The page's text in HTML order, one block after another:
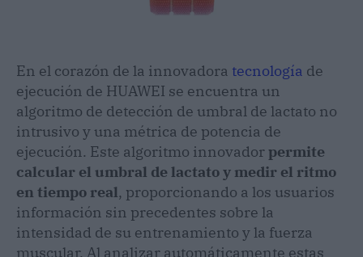
En el corazón de la innovadora tecnología de
ejecución de HUAWEI se encuentra un
algoritmo de detección de umbral de lactato no
intrusivo y una métrica de potencia de
ejecución. Este algoritmo innovadorpermite
calcular el umbral de lactato y medir el ritmo
en tiempo real, proporcionando a los usuarios
información sin precedentes sobre la
intensidad de su entrenamiento y la fuerza
muscular. Al analizar automáticamente estas